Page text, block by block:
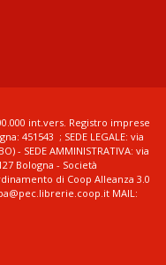
int.vers. Registro imprese
451543 ; SEDE LEGALE: via
- SEDE AMMINISTRATIVA: via
Bologna - Società
di Coop Alleanza 3.0
MAIL: